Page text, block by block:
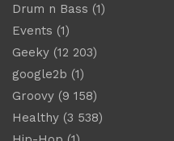
Drum n Bass (1)
Events (1)
Geeky (12 203)
google2b (1)
Groovy (9 158)
Healthy (3 538)